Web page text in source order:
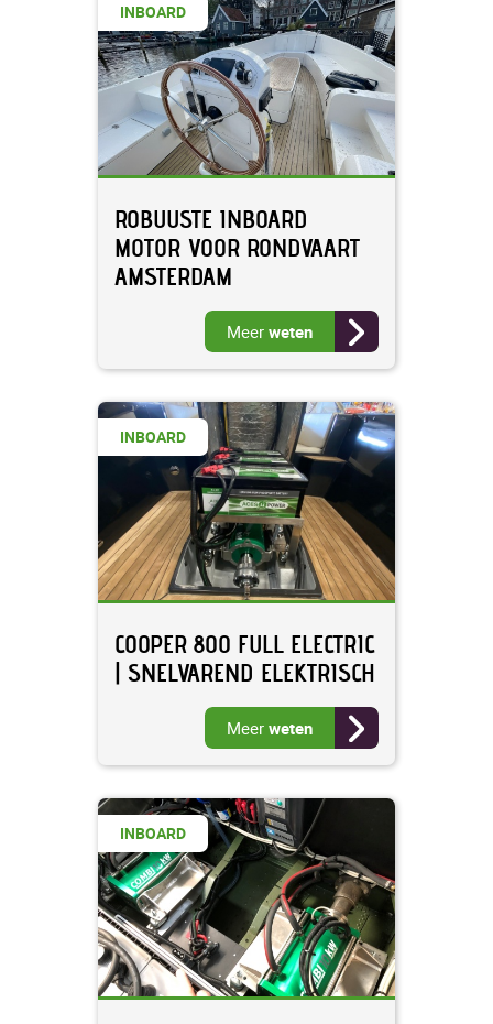
INBOARD
ROBUUSTE INBOARD
MOTOR VOOR RONDVAART
AMSTERDAM
Meer weten
INBOARD
COOPER 800 FULL ELECTRIC
| SNELVAREND ELEKTRISCH
Meer weten
INBOARD